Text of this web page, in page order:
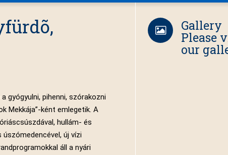
gyógyulni, pihenni, szórakozni
Mekkája”-ként emlegetik. A
hullám- és
új vízi
áll a nyári
Gallery
Please
our